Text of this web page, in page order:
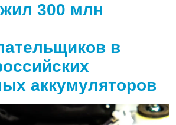
300 млн
в
аккумуляторов